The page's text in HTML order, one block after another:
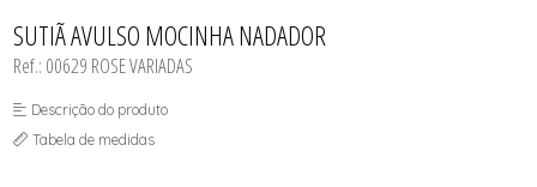
CONJUNTO
CONJUNTO BIQUÍNI
MAIÔ
ROBE
TOP
SUTIÃ AVULSO MOCINHA NADADOR
Ref.: 00629 ROSE VARIADAS
Descrição do produto
Tabela de medidas